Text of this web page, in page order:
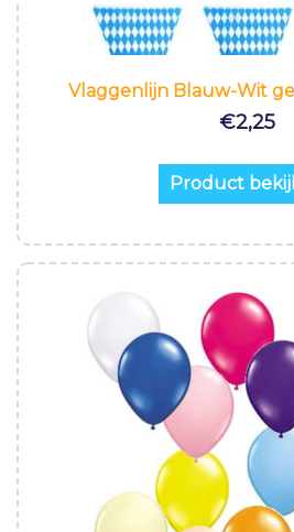
Vlaggenlijn Blauw-Wit
€2,25
Product